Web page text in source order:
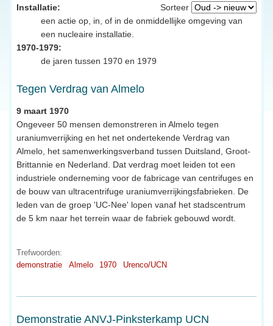
Sorteer
Installatie:
een actie op, in, of in de onmiddellijke omgeving van
een nucleaire installatie.
1970-1979:
de jaren tussen 1970 en 1979
Tegen Verdrag van Almelo
9 maart 1970
Ongeveer 50 mensen demonstreren in Almelo tegen
uraniumverrijking en het net ondertekende Verdrag van
Almelo, het samenwerkingsverband tussen Duitsland, Groot-
Brittannie en Nederland. Dat verdrag moet leiden tot een
industriele onderneming voor de fabricage van centrifuges en
de bouw van ultracentrifuge uraniumverrijkingsfabrieken. De
leden van de groep 'UC-Nee' lopen vanaf het stadscentrum
de 5 km naar het terrein waar de fabriek gebouwd wordt.
Trefwoorden:
demonstratie
Almelo 1970 Urenco/UCN
Demonstratie ANVJ-Pinksterkamp UCN